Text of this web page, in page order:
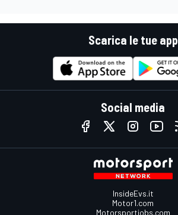
Scarica le tue app
Social media
InsideEvs.it
Motor1.com
Motorsportjobs.com